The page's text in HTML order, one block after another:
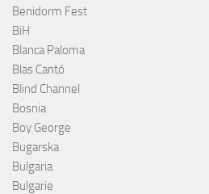
Benidorm Fest
BiH
Blanca Paloma
Blas Cantó
Blind Channel
Bosnia
Boy George
Bugarska
Bulgaria
Bulgarie